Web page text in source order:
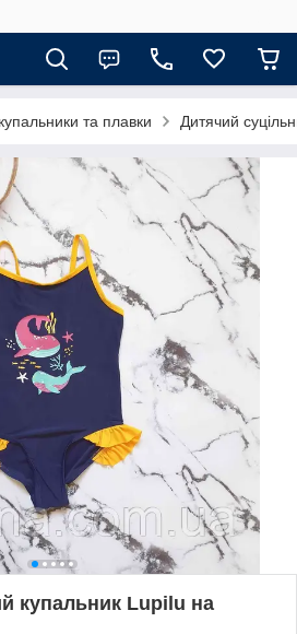
та плавки Дитячий
купальник Lupilu на